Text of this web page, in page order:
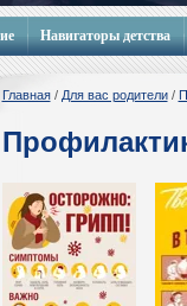
Горьковский
городок
Навигаторы детства
Главная/ Для вас родители/